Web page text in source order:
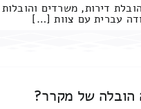
דירות, משרדים
עברית עם צוות […]
הובלה של מקרר?